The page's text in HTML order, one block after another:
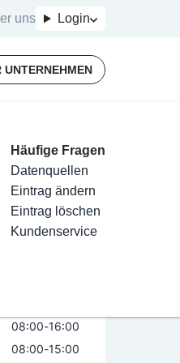
uns Login
Unternehmer
Beratung
Firmeneintrag
hinzufügen
beanspruchen
verwalten
bewerben
Häufige Fragen
Datenquellen
Eintrag ändern
Eintrag löschen
Kundenservice
UNTERNEHMEN
Jetzt geöffnet
08:00-16:00
08:00-15:00